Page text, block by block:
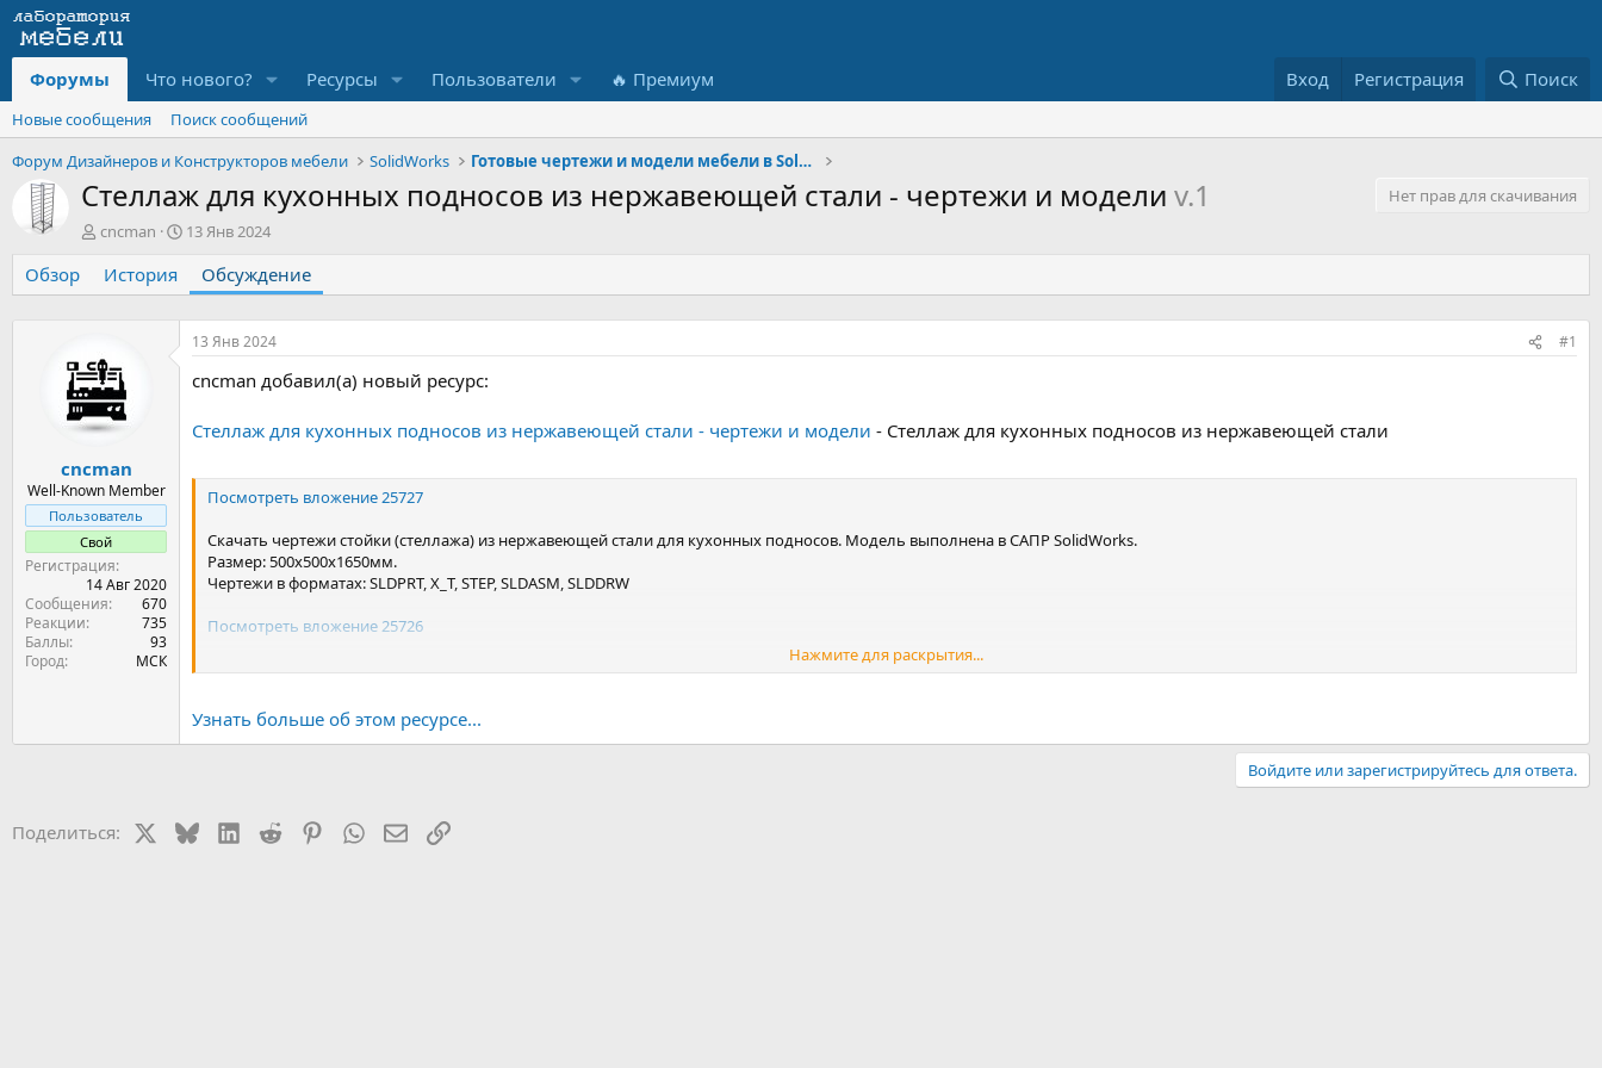
Форумы Что нового? Ресурсы Пользователи 🔥 Премиум Вход Регистрация Поиск
Новые сообщения
Поиск сообщений
Форум Дизайнеров и Конструкторов мебели
SolidWorks Готовые чертежи и модели мебели в SolidWorks
Стеллаж для кухонных подносов из нержавеющей стали - чертежи и модели v.1
Нет прав для скачивания
А
т
о
е
м
ы
cncman
Д
а
н
ч
а
13 Янв 2024
Обзор История Обсуждение
cncman
Well-Known Member
Пользователь
Свой
Регистрация
14 Авг 2020
Сообщения
670
Реакции
735
Баллы
93
Город
МСК
13 Янв 2024 #1
cncman добавил(а) новый ресурс:
Стеллаж для кухонных подносов из нержавеющей стали - чертежи и модели - Стеллаж для кухонных подносов из нержавеющей стали
Посмотреть вложение 25727
Скачать чертежи стойки (стеллажа) из нержавеющей стали для кухонных подносов. Модель выполнена в САПР SolidWorks.
Размер: 500х500х1650мм.
Чертежи в форматах: SLDPRT, X_T, STEP, SLDASM, SLDDRW
Посмотреть вложение 25726
Посмотреть вложение 25725
Посмотреть вложение 25724
Нажмите для раскрытия...
Узнать больше об этом ресурсе...
Войдите или зарегистрируйтесь для ответа.
Поделиться: BlueskyLinkedIn
Reddit PinterestWhatsApp
Электронная почта
Ссылка